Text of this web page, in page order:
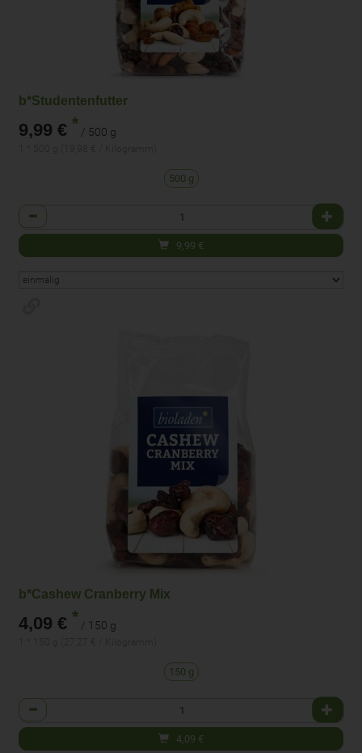
b*Studentenfutter
9,99 € * / 500 g
500 g
Anzahl
9,99 €
b*Cashew Cranberry Mix
4,09 € * / 150 g
150 g
Anzahl
4,09 €